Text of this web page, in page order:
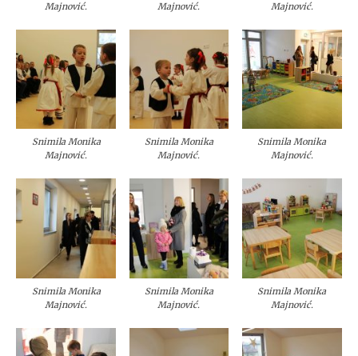
Majnović. Majnović. Majnović.
Snimila Monika
Majnović.
Snimila Monika
Majnović.
Snimila Monika
Majnović.
Snimila Monika
Majnović.
Snimila Monika
Majnović.
Snimila Monika
Majnović.